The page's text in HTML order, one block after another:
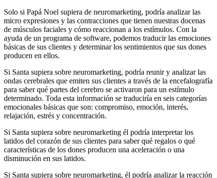
Solo si Papá Noel supiera de neuromarketing, podría analizar las
micro expresiones y las contracciones que tienen nuestras docenas
de músculos faciales y cómo reaccionan a los estímulos. Con la
ayuda de un programa de software, podemos traducir las emociones
básicas de sus clientes y determinar los sentimientos que sus dones
producen en ellos.
Si Santa supiera sobre neuromarketing, podría reunir y analizar las
ondas cerebrales que emiten sus clientes a través de la encefalografía
para saber qué partes del cerebro se activaron para un estímulo
determinado. Toda esta información se traduciría en seis categorías
emocionales básicas que son: compromiso, emoción, interés,
relajación, estrés y concentración.
Si Santa supiera sobre neuromarketing él podría interpretar los
latidos del corazón de sus clientes para saber qué regalos o qué
características de los dones producen una aceleración o una
disminución en sus latidos.
Si Santa supiera sobre neuromarketing, él podría analizar la reacción